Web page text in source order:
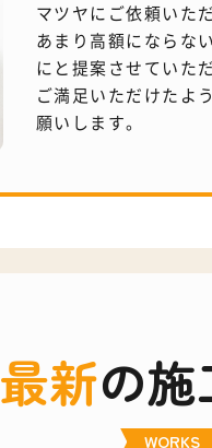
マツヤにご依頼いた
あまり高額にならな
にと提案させていた
ご満足いただけたよ
願いします。
最新の
WORKS